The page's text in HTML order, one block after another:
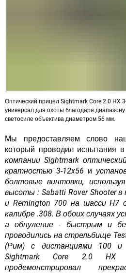
Оптический прицел Sightmark Core 2.0 HX
универсал для охоты благодаря
светосиле объектива диаметром 56 мм.
Мы предоставляем слово
который проводил испытания
компании Sightmark
кратностью 3-12x56 и
болтовые винтовки,
высоты : Sabatti Rover Shooter
и Remington 700 на шасси H7
калибре .308. В обоих случаях
а обнуление - быстрым и
проводились на стрельбище
(Рим) с дистанциями 100
Sightmark Core 2.0 HX
продемонстрировал